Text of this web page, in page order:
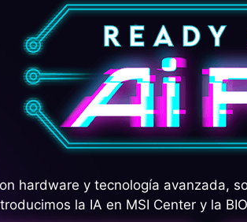
hardware y tecnología avanzada,
la IA en MSI Center y la